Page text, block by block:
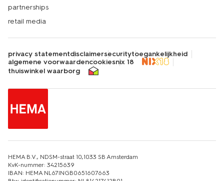
partnerships
retail media
privacy statementdisclaimersecuritytoegankelijkheid
algemene voorwaardencookiesnix 18
thuiswinkel waarborg
HEMA B.V., NDSM-straat 10,1033 SB Amsterdam
KvK-nummer: 34215639
IBAN: HEMA NL67INGB0651607663